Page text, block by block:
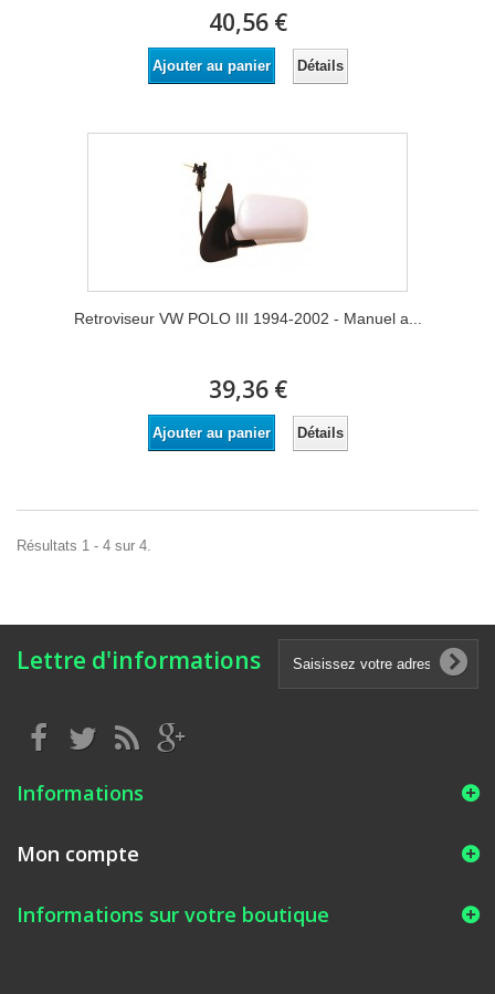
40,56 €
Ajouter au panier Détails
Retroviseur VW POLO III 1994-2002 - Manuel a...
39,36 €
Ajouter au panier Détails
Résultats 1 - 4 sur 4.
Lettre d'informations
Informations
Mon compte
Informations sur votre boutique